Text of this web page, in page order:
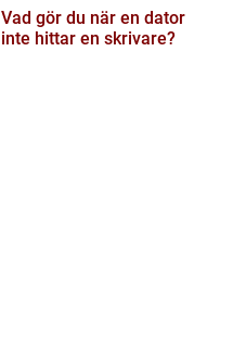
Vad gör du när en dator
inte hittar en skrivare?